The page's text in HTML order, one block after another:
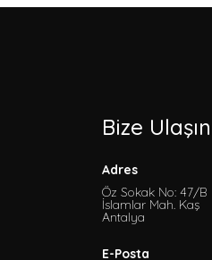
Bize Ulaşın
Adres
Öz Sokak No: 47/B
İslamlar Mah. Kaş
Antalya
E-Posta